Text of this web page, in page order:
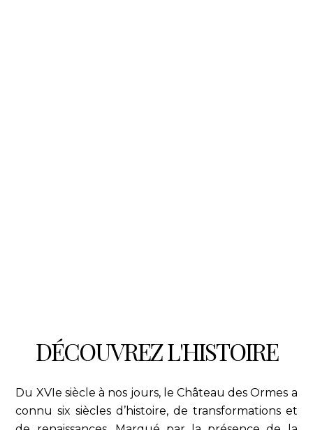
DÉCOUVREZ L'HISTOIRE
Du XVIe siècle à nos jours, le Château des Ormes a
connu six siècles d’histoire, de transformations et